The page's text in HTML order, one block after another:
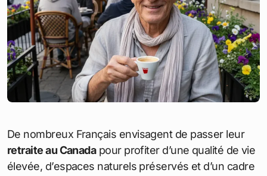
De nombreux Français envisagent de passer leur
retraite au Canadapour profiter d’une qualité de vie
élevée, d’espaces naturels préservés et d’un cadre